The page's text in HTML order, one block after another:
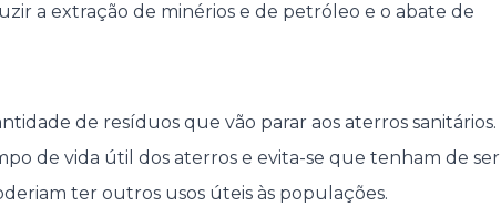
a extração de minérios e de petróleo e o abate de
de resíduos que vão parar aos aterros sanitários.
de vida útil dos aterros e evita-se que tenham de ser
ter outros usos úteis às populações.